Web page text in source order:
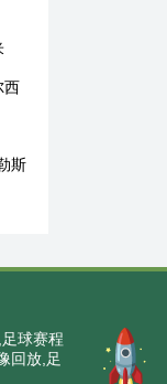
西
斯
球赛程
回放,足